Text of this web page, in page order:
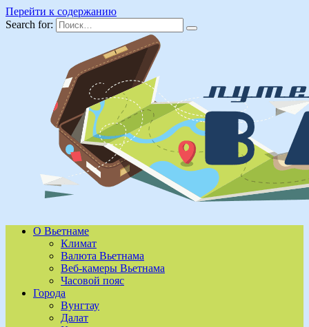
Перейти к содержанию
Search for:
О Вьетнаме
Климат
Валюта Вьетнама
Веб-камеры Вьетнама
Часовой пояс
Города
Вунгтау
Далат